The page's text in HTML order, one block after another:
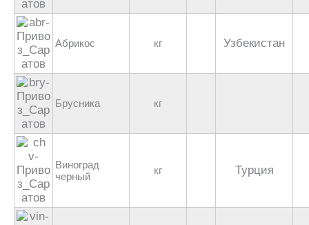
Абрикос кг Узбекистан
Брусника кг
Виноград
черный
кг Турция